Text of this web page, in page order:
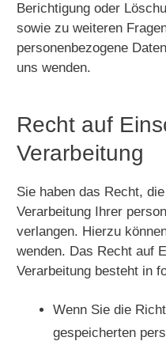
Berichtigung oder
sowie zu weiteren
personenbezogene
uns wenden.
Recht auf
Verarbeitung
Sie haben das Recht,
Verarbeitung Ihrer
verlangen. Hierzu
wenden. Das Recht auf
Verarbeitung besteht in
Wenn Sie die
gespeicherten